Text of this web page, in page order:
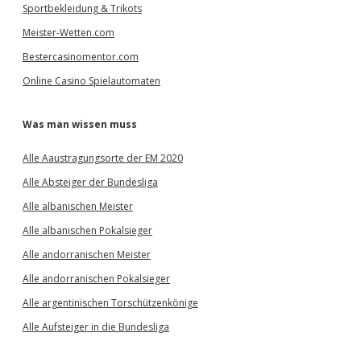
Sportbekleidung & Trikots
Meister-Wetten.com
Bestercasinomentor.com
Online Casino Spielautomaten
Was man wissen muss
Alle Aaustragungsorte der EM 2020
Alle Absteiger der Bundesliga
Alle albanischen Meister
Alle albanischen Pokalsieger
Alle andorranischen Meister
Alle andorranischen Pokalsieger
Alle argentinischen Torschützenkönige
Alle Aufsteiger in die Bundesliga